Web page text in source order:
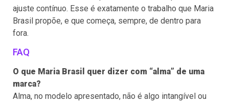
ajuste contínuo. Esse é exatamente o trabalho que Maria
Brasil propõe, e que começa, sempre, de dentro para
fora.
FAQ
O que Maria Brasil quer dizer com “alma” de uma
marca?
Alma, no modelo apresentado, não é algo intangível ou